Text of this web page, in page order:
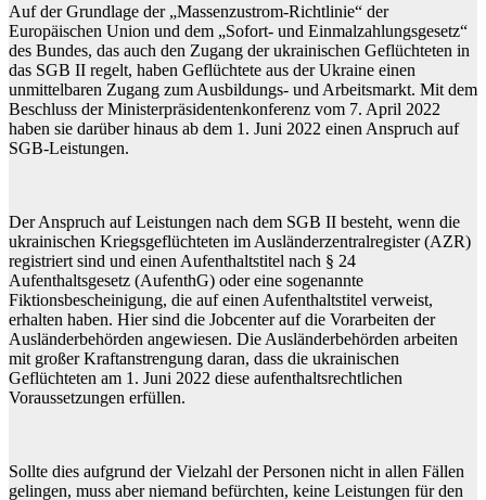
Auf der Grundlage der „Massenzustrom-Richtlinie“ der
Europäischen Union und dem „Sofort- und Einmalzahlungsgesetz“
des Bundes, das auch den Zugang der ukrainischen Geflüchteten in
das SGB II regelt, haben Geflüchtete aus der Ukraine einen
unmittelbaren Zugang zum Ausbildungs- und Arbeitsmarkt. Mit dem
Beschluss der Ministerpräsidentenkonferenz vom 7. April 2022
haben sie darüber hinaus ab dem 1. Juni 2022 einen Anspruch auf
SGB-Leistungen.
Der Anspruch auf Leistungen nach dem SGB II besteht, wenn die
ukrainischen Kriegsgeflüchteten im Ausländerzentralregister (AZR)
registriert sind und einen Aufenthaltstitel nach § 24
Aufenthaltsgesetz (AufenthG) oder eine sogenannte
Fiktionsbescheinigung, die auf einen Aufenthaltstitel verweist,
erhalten haben. Hier sind die Jobcenter auf die Vorarbeiten der
Ausländerbehörden angewiesen. Die Ausländerbehörden arbeiten
mit großer Kraftanstrengung daran, dass die ukrainischen
Geflüchteten am 1. Juni 2022 diese aufenthaltsrechtlichen
Voraussetzungen erfüllen.
Sollte dies aufgrund der Vielzahl der Personen nicht in allen Fällen
gelingen, muss aber niemand befürchten, keine Leistungen für den